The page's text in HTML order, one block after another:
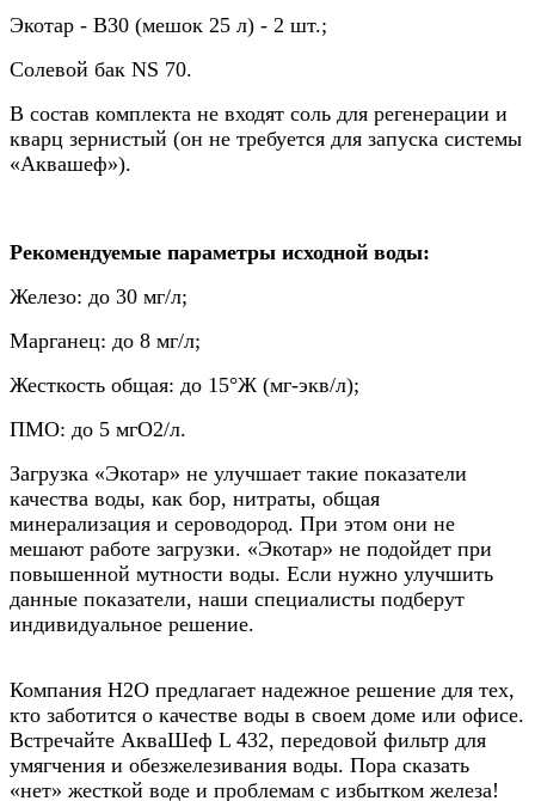
Экотар - В30 (мешок 25 л) - 2 шт.;
Солевой бак NS 70.
В состав комплекта не входят соль для регенерации и
кварц зернистый (он не требуется для запуска системы
«Аквашеф»).
Рекомендуемые параметры исходной воды:
Железо: до 30 мг/л;
Марганец: до 8 мг/л;
Жесткость общая: до 15°Ж (мг-экв/л);
ПМО: до 5 мгO2/л.
Загрузка «Экотар» не улучшает такие показатели
качества воды, как бор, нитраты, общая
минерализация и сероводород. При этом они не
мешают работе загрузки. «Экотар» не подойдет при
повышенной мутности воды. Если нужно улучшить
данные показатели, наши специалисты подберут
индивидуальное решение.
Компания Н2О предлагает надежное решение для тех,
кто заботится о качестве воды в своем доме или офисе.
Встречайте АкваШеф L 432, передовой фильтр для
умягчения и обезжелезивания воды. Пора сказать
«нет» жесткой воде и проблемам с избытком железа!